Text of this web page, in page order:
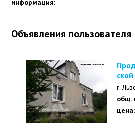
информация:
Объявления пользователя
Продам 3 комнатный дом 99 кв.м. М.Грибовичи Львов
г.
общ.
цена: